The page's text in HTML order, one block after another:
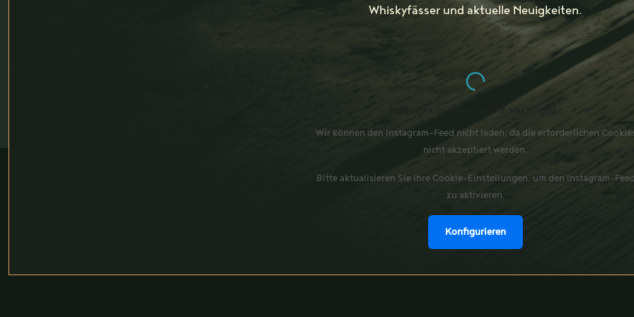
Whiskyfässer und aktuelle Neuigkeiten.
Instagram-Feed nicht verfügbar
Wir können den Instagram-Feed nicht laden, da die erforderlichen
nicht akzeptiert werden.
Bitte aktualisieren Sie Ihre Cookie-Einstellungen, um den Instagram-
zu aktivieren.
Konfigurieren